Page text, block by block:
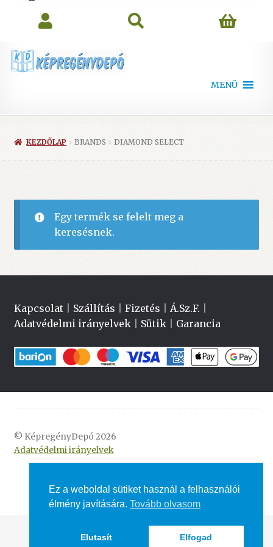
MENÜ
KEZDŐLAP BRANDS DIAMOND SELECT
Egy termék se felelt meg a
keresésnek.
Kapcsolat| Szállítás Fizetés Á.Sz.F.
Adatvédelmi irányelvek| Sütik| Garancia
© KépregényDepó 2026
Adatvédelmi irányelvek
Ez a weboldal sütiket használ a felhasználói
élmény javítására. Tovább olvasom
Elutasít Elfogad